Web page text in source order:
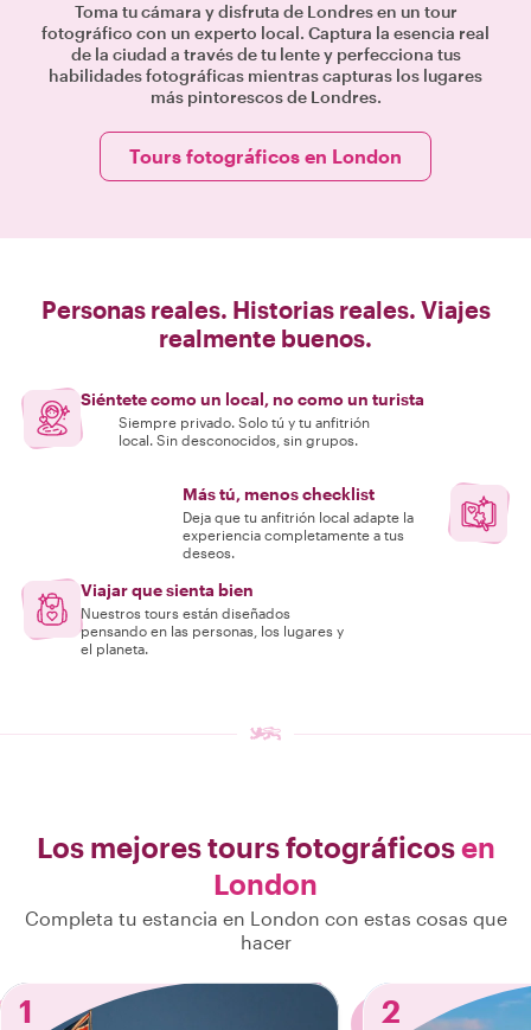
Toma tu cámara y disfruta de Londres en un tour
fotográfico con un experto local. Captura la esencia real
de la ciudad a través de tu lente y perfecciona tus
habilidades fotográficas mientras capturas los lugares
más pintorescos de Londres.
Tours fotográficos en London
Personas reales. Historias reales. Viajes
realmente buenos.
Siéntete como un local, no como un turista
Siempre privado. Solo tú y tu anfitrión
local. Sin desconocidos, sin grupos.
Más tú, menos checklist
Deja que tu anfitrión local adapte la
experiencia completamente a tus
deseos.
Viajar que sienta bien
Nuestros tours están diseñados
pensando en las personas, los lugares y
el planeta.
Los mejores tours fotográficosen
London
Completa tu estancia en London con estas cosas que
hacer
1 2